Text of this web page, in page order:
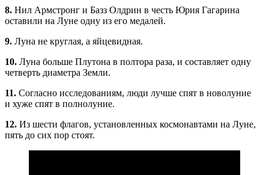
8. Нил Армстронг и Базз Олдрин в честь Юрия Гагарина
оставили на Луне одну из его медалей.
9. Луна не круглая, а яйцевидная.
10. Луна больше Плутона в полтора раза, и составляет одну
четверть диаметра Земли.
11. Согласно исследованиям, люди лучше спят в новолуние
и хуже спят в полнолуние.
12. Из шести флагов, установленных космонавтами на Луне,
пять до сих пор стоят.